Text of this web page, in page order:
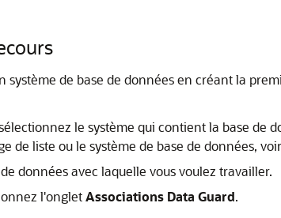
de base de données en créant la
le système qui contient la base de
de liste ou le système de base de données, voir
données avec laquelle vous voulez travailler.
l'ongletAssociations Data Guard.